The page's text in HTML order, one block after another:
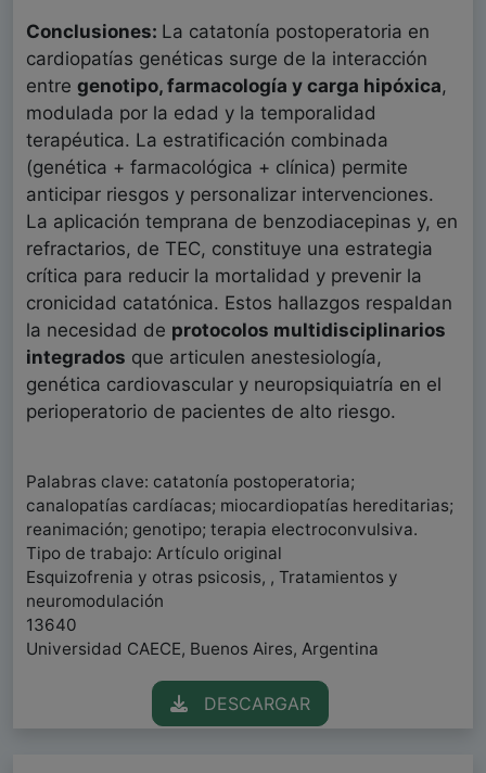
Conclusiones: La catatonía postoperatoria en
cardiopatías genéticas surge de la interacción
entre genotipo, farmacología y carga hipóxica,
modulada por la edad y la temporalidad
terapéutica. La estratificación combinada
(genética + farmacológica + clínica) permite
anticipar riesgos y personalizar intervenciones.
La aplicación temprana de benzodiacepinas y, en
refractarios, de TEC, constituye una estrategia
crítica para reducir la mortalidad y prevenir la
cronicidad catatónica. Estos hallazgos respaldan
la necesidad de protocolos multidisciplinarios
integrados que articulen anestesiología,
genética cardiovascular y neuropsiquiatría en el
perioperatorio de pacientes de alto riesgo.
Palabras clave: catatonía postoperatoria;
canalopatías cardíacas; miocardiopatías hereditarias;
reanimación; genotipo; terapia electroconvulsiva.
Tipo de trabajo: Artículo original
Esquizofrenia y otras psicosis, , Tratamientos y
neuromodulación
13640
Universidad CAECE, Buenos Aires, Argentina
DESCARGAR